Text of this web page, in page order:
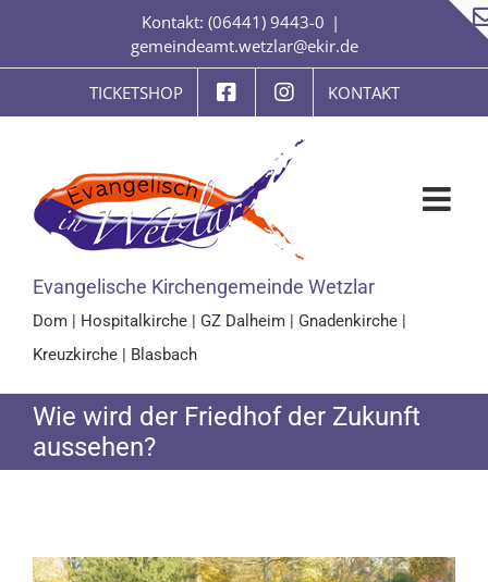
springen
Kontakt: (06441) 9443-0 |
gemeindeamt.wetzlar@ekir.de
TICKETSHOP KONTAKT
Evangelische Kirchengemeinde Wetzlar
Dom | Hospitalkirche | GZ Dalheim | Gnadenkirche |
Kreuzkirche | Blasbach
Wie wird der Friedhof der Zukunft
aussehen?
Zeige